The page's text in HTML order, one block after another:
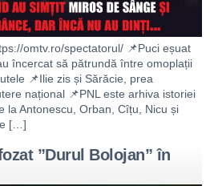
omtv.ro/spectatorul/ 📌Puci eșuat
încercat să pătrundă între omoplații
📌Ilie zis și Sărăcie, prea
național 📌PNL este arhiva istoriei
la Antonescu, Orban, Cîțu, Nicu și
[…]
”Durul Bolojan” în